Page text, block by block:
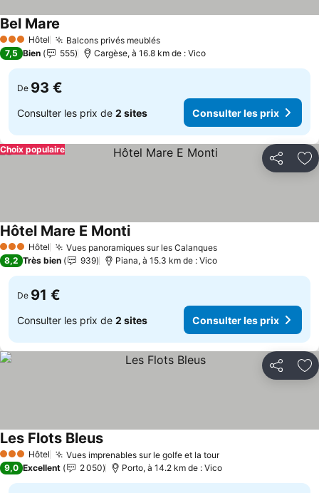
3 ÉtoilesHôtel Balcons privés meublésConsulter les prix
Bel Mare
7,5 Bien 555 Cargèse, à 16.8 km de : Vico
De 93 €
Consulter les prix de 2 sites Consulter les prix
Partager
Choix populaire
3 ÉtoilesHôtel Vues panoramiques sur les CalanquesConsulter les prix
Hôtel Mare E MontiConsulter les prix
8,2 Très bien 939 Piana, à 15.3 km de : Vico
De 91 €
Consulter les prix de 2 sites Consulter les prix
Partager
3 ÉtoilesHôtel Vues imprenables sur le golfe et la tourConsulter les prix
Les Flots BleusConsulter les prix
9,0 Excellent 2 050 Porto, à 14.2 km de : Vico